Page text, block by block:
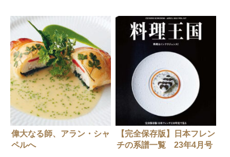
店に注目！
偉大なる師、アラン・シャ
ペルへ
【完全保存版】日本フレン
チの系譜一覧 23年4月号